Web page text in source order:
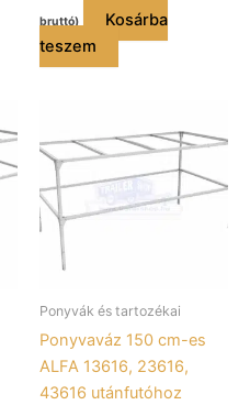
bruttó)
Kosárba
teszem
Ponyvák és tartozékai
Ponyvaváz 150 cm-es
ALFA 13616, 23616,
43616 utánfutóhoz